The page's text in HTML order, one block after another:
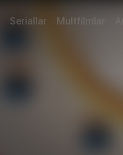
Seriallar Multfilmlar